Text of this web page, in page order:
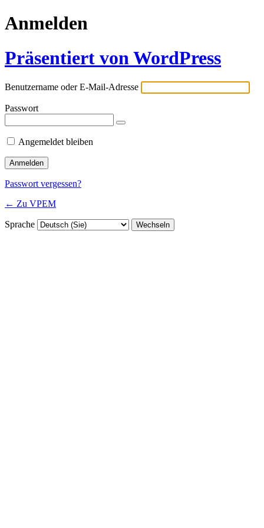
Anmelden
Präsentiert von WordPress
Benutzername oder E-Mail-Adresse
Passwort
Angemeldet bleiben
Passwort vergessen?
← Zu VPEM
Sprache